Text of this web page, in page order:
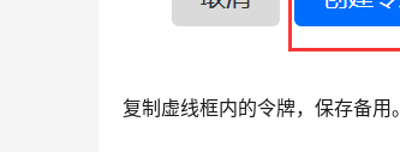
复制虚线框内的令牌，保存备用。